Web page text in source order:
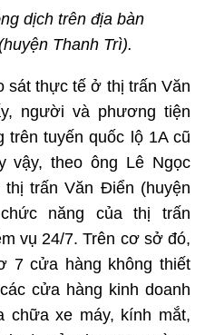
dịch trên địa bàn
Thanh Trì).
sát thực tế ở thị trấn Văn
người và phương tiện
trên tuyến quốc lộ 1A cũ
vậy, theo ông Lê Ngọc
trấn Văn Điển (huyện
năng của thị trấn
vụ 24/7. Trên cơ sở đó,
7 cửa hàng không thiết
cửa hàng kinh doanh
chữa xe máy, kính mắt,